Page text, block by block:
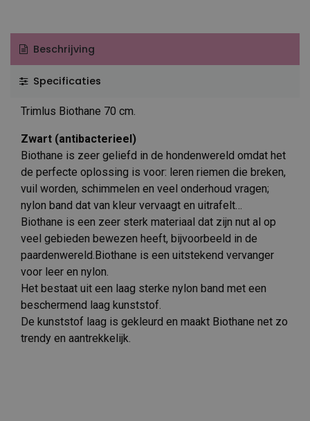
Beschrijving
Specificaties
Trimlus Biothane 70 cm.
Zwart (antibacterieel)
Biothane is zeer geliefd in de hondenwereld omdat het
de perfecte oplossing is voor: leren riemen die breken,
vuil worden, schimmelen en veel onderhoud vragen;
nylon band dat van kleur vervaagt en uitrafelt…
Biothane is een zeer sterk materiaal dat zijn nut al op
veel gebieden bewezen heeft, bijvoorbeeld in de
paardenwereld.Biothane is een uitstekend vervanger
voor leer en nylon.
Het bestaat uit een laag sterke nylon band met een
beschermend laag kunststof.
De kunststof laag is gekleurd en maakt Biothane net zo
trendy en aantrekkelijk.